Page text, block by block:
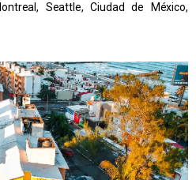
Seattle, Ciudad de México,